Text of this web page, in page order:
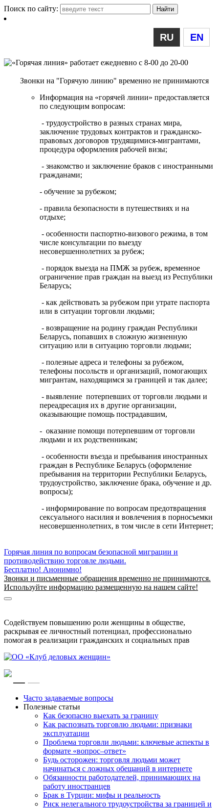
Поиск по сайту:
RU EN
Звонки на "Горячую линию" временно не принимаются
Информация на «горячей линии» предоставляется
по следующим вопросам:
- трудоустройство в разных странах мира,
заключение трудовых контрактов и гражданско-
правовых договоров трудящимися-мигрантами,
процедура оформления рабочей визы;
- знакомство и заключение браков с иностранными
гражданами;
- обучение за рубежом;
- правила безопасности в путешествиях и на
отдыхе;
- особенности паспортно-визового режима, в том
числе консультации по выезду
несовершеннолетних за рубеж;
- порядок выезда на ПМЖ за рубеж, временное
ограничение прав граждан на выезд из Республики
Беларусь;
- как действовать за рубежом при утрате паспорта
или в ситуации торговли людьми;
- возвращение на родину граждан Республики
Беларусь, попавших в сложную жизненную
ситуацию или в ситуацию торговли людьми;
- полезные адреса и телефоны за рубежом,
телефоны посольств и организаций, помогающих
мигрантам, находящимся за границей и так далее;
- выявление потерпевших от торговли людьми и
переадресация их в другие организации,
оказывающие помощь пострадавшим,
- оказание помощи потерпевшим от торговли
людьми и их родственникам;
- особенности въезда и пребывания иностранных
граждан в Республике Беларусь (оформление
пребывания на территории Республики Беларусь,
трудоустройство, заключение брака, обучение и др.
вопросы);
- информирование по вопросам предотвращения
сексуального насилия и вовлечения в порносъемки
несовершеннолетних, в том числе в сети Интернет;
Горячая линия по вопросам безопасной миграции и
противодействию торговле людьми.
Бесплатно! Анонимно!
Звонки и письменные обращения временно не принимаются.
Используйте информацию размещенную на нашем сайте!
Содействуем повышению роли женщины в обществе,
раскрывая ее личностный потенциал, профессионально
помогая в реализации гражданских и социальных прав
RUEN
Часто задаваемые вопросы
Полезные статьи
Как безопасно выехать за границу
Как распознать торговлю людьми: признаки
эксплуатации
Проблема торговли людьми: ключевые аспекты в
формате «вопрос–ответ»
Будь осторожен: торговля людьми может
начинаться с ложных обещаний в интернете
Обязанности работодателей, принимающих на
работу иностранцев
Брак в Турции: мифы и реальность
Риск нелегального трудоустройства за границей и